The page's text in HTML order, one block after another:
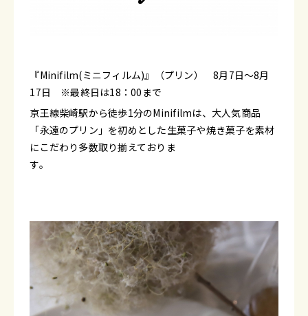
『Minifilm(ミニフィルム)』（プリン） 8月7日～8月
17日 ※最終日は18：00まで
京王線柴崎駅から徒歩1分のMinifilmは、大人気商品
「永遠のプリン」を初めとした生菓子や焼き菓子を素材
にこだわり多数取り揃えておりま
す。